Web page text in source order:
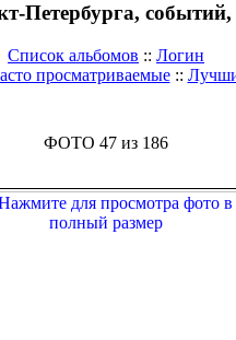
Петербурга, событий,
Список альбомов :: Логин
просматриваемые::
ФОТО 47 из 186